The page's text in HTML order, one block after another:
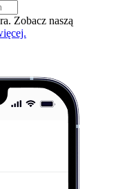
Zobacz naszą